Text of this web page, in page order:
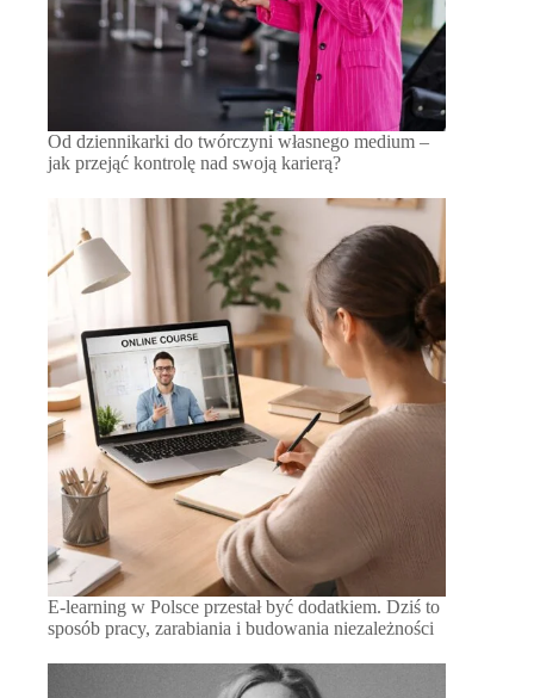
Od dziennikarki do twórczyni własnego medium –
jak przejąć kontrolę nad swoją karierą?
E-learning w Polsce przestał być dodatkiem. Dziś to
sposób pracy, zarabiania i budowania niezależności